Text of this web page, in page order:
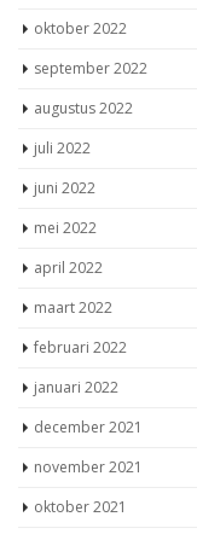
oktober 2022
september 2022
augustus 2022
juli 2022
juni 2022
mei 2022
april 2022
maart 2022
februari 2022
januari 2022
december 2021
november 2021
oktober 2021